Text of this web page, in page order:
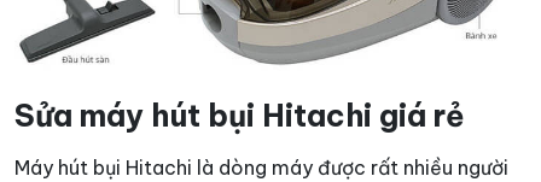
Sửa máy hút bụi Hitachi giá rẻ
Máy hút bụi Hitachi là dòng máy được rất nhiều người